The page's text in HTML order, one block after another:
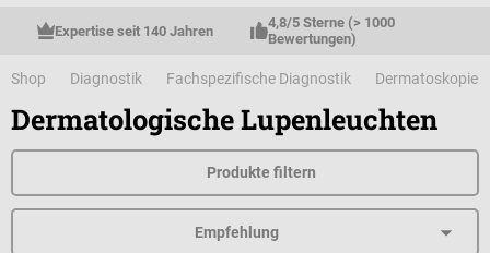
Expertise seit 140 Jahren
4,8/5 Sterne (> 1000
Bewertungen)
Shop Diagnostik Fachspezifische Diagnostik Dermatoskopie
Dermatologische Lupenleuchten
Produkte filtern